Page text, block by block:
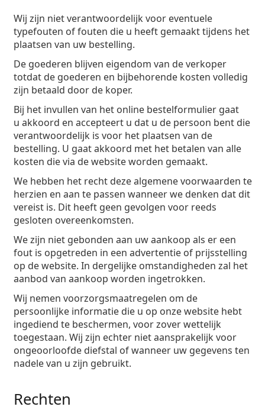
Wij zijn niet verantwoordelijk voor eventuele
typefouten of fouten die u heeft gemaakt tijdens het
plaatsen van uw bestelling.
De goederen blijven eigendom van de verkoper
totdat de goederen en bijbehorende kosten volledig
zijn betaald door de koper.
Bij het invullen van het online bestelformulier gaat
u akkoord en accepteert u dat u de persoon bent die
verantwoordelijk is voor het plaatsen van de
bestelling. U gaat akkoord met het betalen van alle
kosten die via de website worden gemaakt.
We hebben het recht deze algemene voorwaarden te
herzien en aan te passen wanneer we denken dat dit
vereist is. Dit heeft geen gevolgen voor reeds
gesloten overeenkomsten.
We zijn niet gebonden aan uw aankoop als er een
fout is opgetreden in een advertentie of prijsstelling
op de website. In dergelijke omstandigheden zal het
aanbod van aankoop worden ingetrokken.
Wij nemen voorzorgsmaatregelen om de
persoonlijke informatie die u op onze website hebt
ingediend te beschermen, voor zover wettelijk
toegestaan. Wij zijn echter niet aansprakelijk voor
ongeoorloofde diefstal of wanneer uw gegevens ten
nadele van u zijn gebruikt.
Rechten